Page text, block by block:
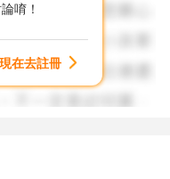
唷！
現在去註冊